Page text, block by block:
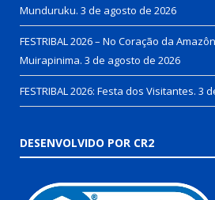
Munduruku. 3 de agosto de 2026
FESTRIBAL 2026 – No Coração da
Muirapinima. 3 de agosto de 2026
FESTRIBAL 2026: Festa dos Visitantes. 3
DESENVOLVIDO POR CR2